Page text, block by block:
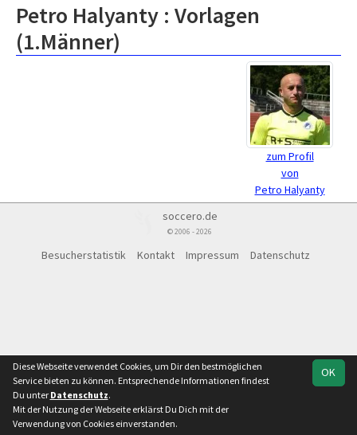
Petro Halyanty : Vorlagen
(1.Männer)
zum Profil
von
Petro Halyanty
soccero.de
© 2006 - 2026
Besucherstatistik Kontakt Impressum Datenschutz
OK
Diese Webseite verwendet Cookies, um Dir den bestmöglichen
Service bieten zu können. Entsprechende Informationen findest
Du unter Datenschutz.
Mit der Nutzung der Webseite erklärst Du Dich mit der
Verwendung von Cookies einverstanden.